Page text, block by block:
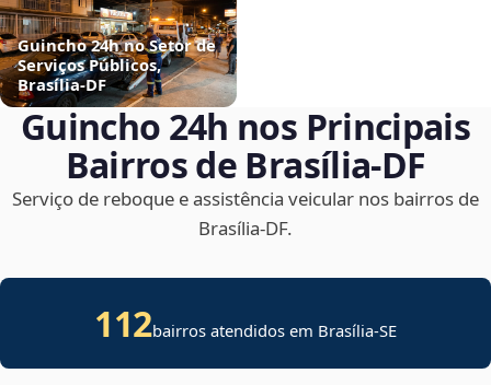
Guincho 24h no Setor de
Serviços Públicos,
Brasília‑DF
Guincho 24h nos Principais
Bairros de Brasília‑DF
Serviço de reboque e assistência veicular nos bairros de
Brasília‑DF.
112bairros atendidos em Brasília-SE